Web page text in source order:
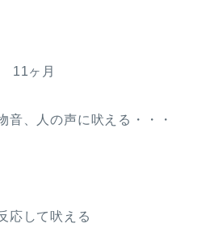
11ヶ月
音、人の声に吠える・・・
応して吠える